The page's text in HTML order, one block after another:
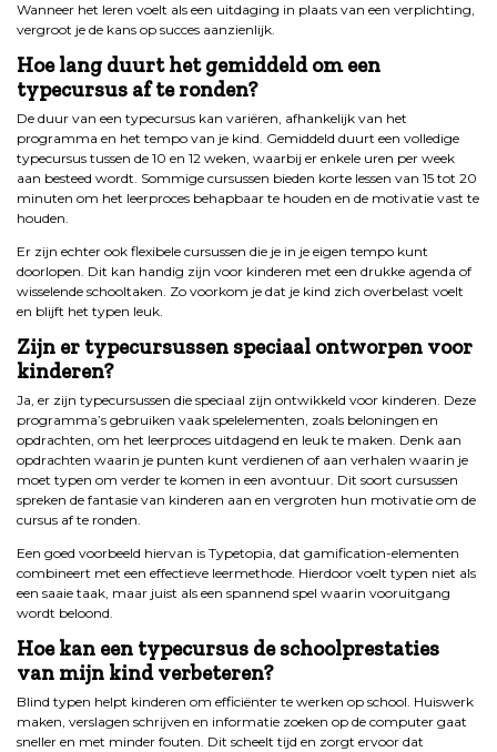
Wanneer het leren voelt als een uitdaging in plaats van een verplichting,
vergroot je de kans op succes aanzienlijk.
Hoe lang duurt het gemiddeld om een
typecursus af te ronden?
De duur van een typecursus kan variëren, afhankelijk van het
programma en het tempo van je kind. Gemiddeld duurt een volledige
typecursus tussen de 10 en 12 weken, waarbij er enkele uren per week
aan besteed wordt. Sommige cursussen bieden korte lessen van 15 tot 20
minuten om het leerproces behapbaar te houden en de motivatie vast te
houden.
Er zijn echter ook flexibele cursussen die je in je eigen tempo kunt
doorlopen. Dit kan handig zijn voor kinderen met een drukke agenda of
wisselende schooltaken. Zo voorkom je dat je kind zich overbelast voelt
en blijft het typen leuk.
Zijn er typecursussen speciaal ontworpen voor
kinderen?
Ja, er zijn typecursussen die speciaal zijn ontwikkeld voor kinderen. Deze
programma’s gebruiken vaak spelelementen, zoals beloningen en
opdrachten, om het leerproces uitdagend en leuk te maken. Denk aan
opdrachten waarin je punten kunt verdienen of aan verhalen waarin je
moet typen om verder te komen in een avontuur. Dit soort cursussen
spreken de fantasie van kinderen aan en vergroten hun motivatie om de
cursus af te ronden.
Een goed voorbeeld hiervan is Typetopia, dat gamification-elementen
combineert met een effectieve leermethode. Hierdoor voelt typen niet als
een saaie taak, maar juist als een spannend spel waarin vooruitgang
wordt beloond.
Hoe kan een typecursus de schoolprestaties
van mijn kind verbeteren?
Blind typen helpt kinderen om efficiënter te werken op school. Huiswerk
maken, verslagen schrijven en informatie zoeken op de computer gaat
sneller en met minder fouten. Dit scheelt tijd en zorgt ervoor dat